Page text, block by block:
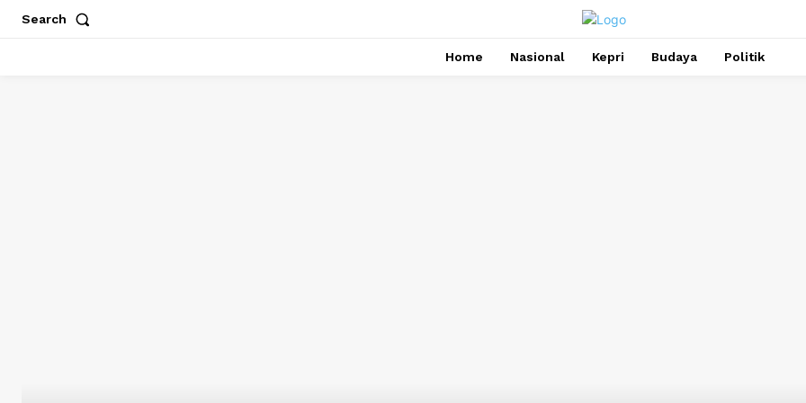
Search
Home Nasional Kepri Budaya Politik